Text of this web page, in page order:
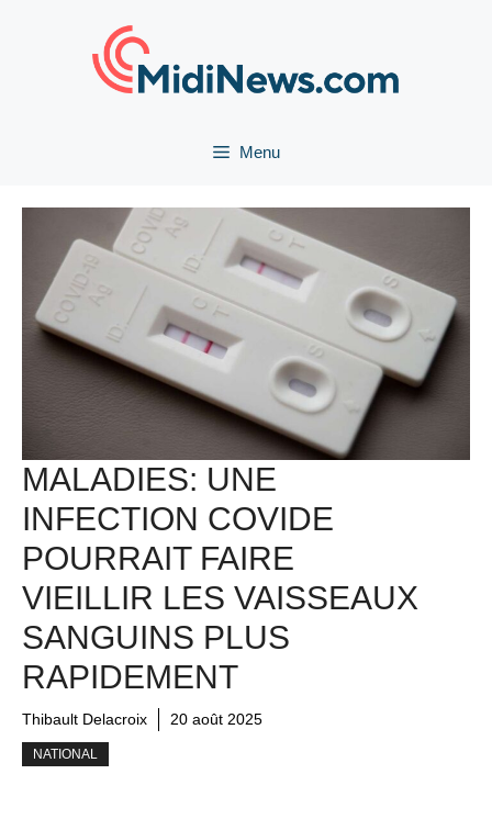
Menu
MALADIES: UNE
INFECTION COVIDE
POURRAIT FAIRE
VIEILLIR LES VAISSEAUX
SANGUINS PLUS
RAPIDEMENT
Thibault Delacroix 20 août 2025
NATIONAL